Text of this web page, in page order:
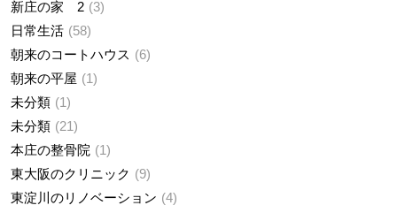
新庄の家 2 3
日常生活
58
朝来のコートハウス
6
朝来の平屋
1
未分類
1
未分類
21
本庄の整骨院
1
東大阪のクリニック
9
東淀川のリノベーション
4